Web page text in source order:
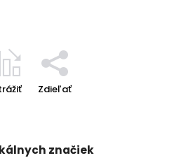
Zdieľať
značiek